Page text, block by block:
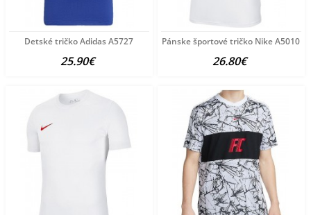
Detské tričko Adidas A5727
25.90€
Pánske športové tričko Nike A5010
26.80€